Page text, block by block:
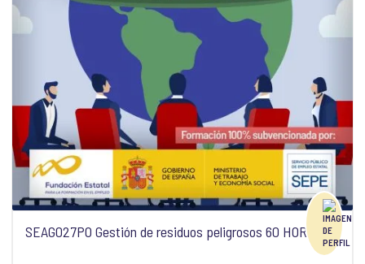
SEAG027PO Gestión de residuos peligrosos 60 HORAS